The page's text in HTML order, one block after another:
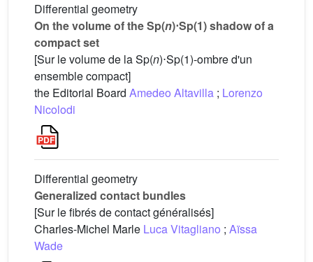
Differential geometry
On the volume of the Sp(n)⋅Sp(1) shadow of a
compact set
[Sur le volume de la Sp(n)⋅Sp(1)-ombre d'un
ensemble compact]
the Editorial Board Amedeo Altavilla ; Lorenzo
Nicolodi
Differential geometry
Generalized contact bundles
[Sur le fibrés de contact généralisés]
Charles-Michel Marle Luca Vitagliano ; Aïssa
Wade